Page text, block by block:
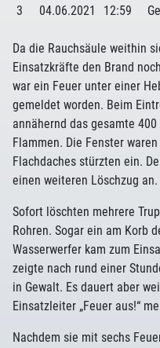
3
04.06.2021 12:59
Da die Rauchsäule weithin
Einsatzkräfte den Brand
war ein Feuer unter einer
gemeldet worden. Beim
annähernd das gesamte
Flammen. Die Fenster
Flachdaches stürzten ein.
einen weiteren Löschzug an.
Sofort löschten mehrere
Rohren. Sogar ein am Korb
Wasserwerfer kam zum
zeigte nach rund einer
in Gewalt. Es dauert aber
Einsatzleiter „Feuer aus!“
Nachdem sie mit sechs